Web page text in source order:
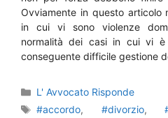
Ovviamente in questo articolo
in cui vi sono violenze
normalità dei casi in cui vi
conseguente difficile gestione
Categorie
L' Avvocato Risponde
Tag
#accordo, #divorzio,